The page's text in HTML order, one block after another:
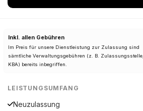
Inkl. allen Gebühren
Im Preis für unsere Dienstleistung zur Zulassung sind
sämtliche Verwaltungsgebühren (z. B. Zulassungsstelle,
KBA) bereits inbegriffen.
LEISTUNGSUMFANG
Neuzulassung